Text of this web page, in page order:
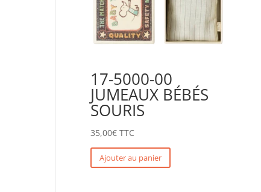
17-5000-00
JUMEAUX BÉBÉS
SOURIS
35,00€ TTC
Ajouter au panier